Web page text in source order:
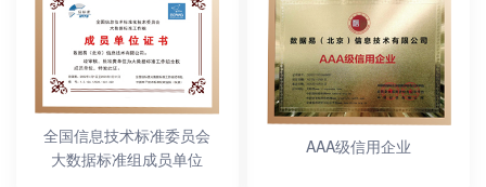
全国信息技术标准委员会
大数据标准组成员单位
AAA级信用企业